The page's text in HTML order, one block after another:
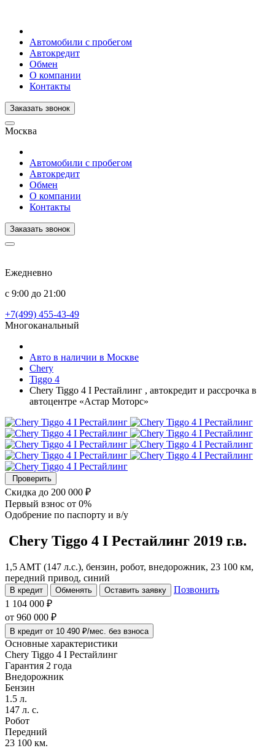
Автомобили с пробегом
Автокредит
Обмен
О компании
Контакты
Заказать звонок
Москва
Автомобили с пробегом
Автокредит
Обмен
О компании
Контакты
Заказать звонок
Ежедневно
с 9:00 до 21:00
+7(499) 455-43-49
Многоканальный
Авто в наличии в Москве
Chery
Tiggo 4
Chery Tiggo 4 I Рестайлинг , автокредит и рассрочка в
автоцентре «Астар Моторс»
Проверить
Скидка до 200 000 ₽
Первый взнос от 0%
Одобрение по паспорту и в/у
Chery Tiggo 4 I Рестайлинг 2019 г.в.
1,5 AMT (147 л.с.), бензин, робот, внедорожник, 23 100 км,
передний привод, синий
В кредит Обменять Оставить заявку
Позвонить
1 104 000 ₽
от 960 000 ₽
В кредит от 10 490 ₽/мес. без взноса
Основные характеристики
Chery Tiggo 4 I Рестайлинг
Гарантия 2 года
Внедорожник
Бензин
1.5 л.
147 л. с.
Робот
Передний
23 100 км.